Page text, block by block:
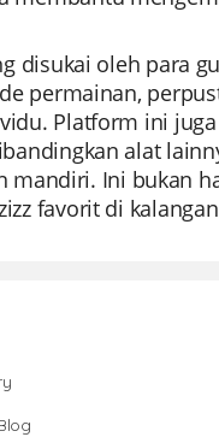
disukai oleh para
permainan,
Platform ini
alat
Ini bukan
favorit di